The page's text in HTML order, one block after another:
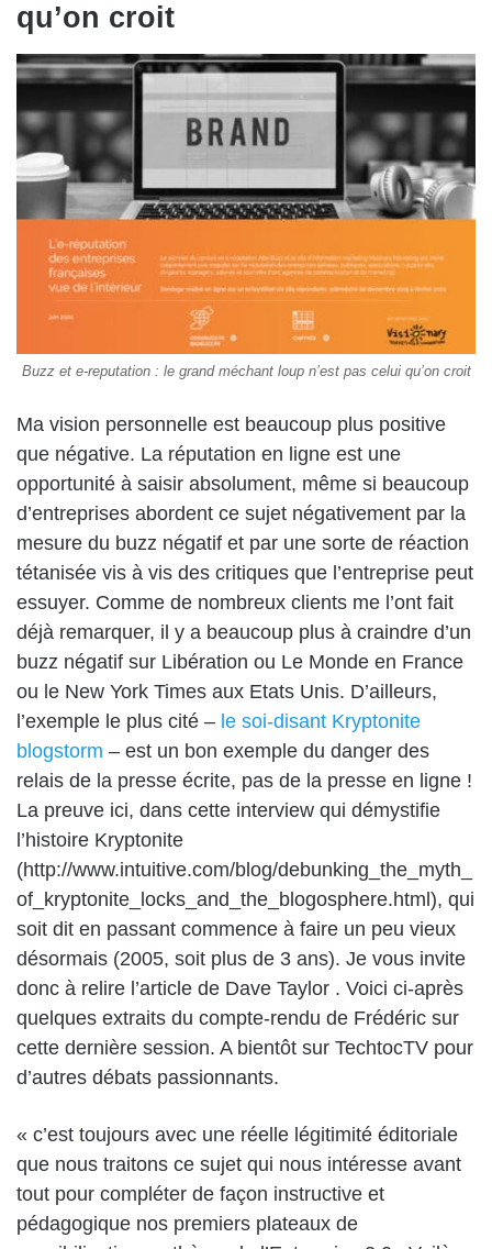
qu’on croit
Buzz et e-reputation : le grand méchant loup n’est pas celui qu’on croit
Ma vision personnelle est beaucoup plus positive
que négative. La réputation en ligne est une
opportunité à saisir absolument, même si beaucoup
d’entreprises abordent ce sujet négativement par la
mesure du buzz négatif et par une sorte de réaction
tétanisée vis à vis des critiques que l’entreprise peut
essuyer. Comme de nombreux clients me l’ont fait
déjà remarquer, il y a beaucoup plus à craindre d’un
buzz négatif sur Libération ou Le Monde en France
ou le New York Times aux Etats Unis. D’ailleurs,
l’exemple le plus cité – le soi-disant Kryptonite
blogstorm – est un bon exemple du danger des
relais de la presse écrite, pas de la presse en ligne !
La preuve ici, dans cette interview qui démystifie
l’histoire Kryptonite
(http://www.intuitive.com/blog/debunking_the_myth_
of_kryptonite_locks_and_the_blogosphere.html), qui
soit dit en passant commence à faire un peu vieux
désormais (2005, soit plus de 3 ans). Je vous invite
donc à relire l’article de Dave Taylor . Voici ci-après
quelques extraits du compte-rendu de Frédéric sur
cette dernière session. A bientôt sur TechtocTV pour
d’autres débats passionnants.
« c’est toujours avec une réelle légitimité éditoriale
que nous traitons ce sujet qui nous intéresse avant
tout pour compléter de façon instructive et
pédagogique nos premiers plateaux de